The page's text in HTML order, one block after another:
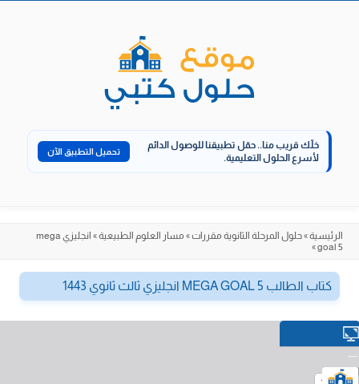
خلّك قريب منا.. حمّل تطبيقنا للوصول الدائم
لأسرع الحلول التعليمية.
تحميل التطبيق الآن
الرئيسية»حلول المرحلة الثانوية مقررات» مسار العلوم الطبيعية»
انجليزي mega
goal 5
»
كتاب الطالب MEGA GOAL 5 انجليزي ثالث ثانوي 1443